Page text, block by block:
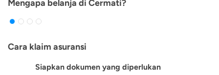
Mengapa belanja di Cermati?
Cara klaim asuransi
Siapkan dokumen yang diperlukan